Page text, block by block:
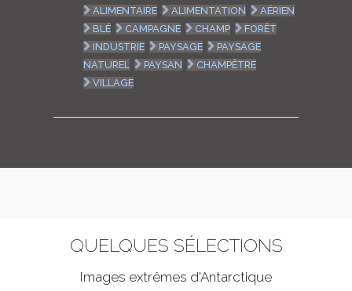
ALIMENTAIRE
ALIMENTATION
AÉRIEN
BLÉ
CAMPAGNE CHAMP
FORÊT
INDUSTRIE
PAYSAGE
PAYSAGE
NATUREL
PAYSAN
CHAMPÊTRE
VILLAGE
QUELQUES SÉLECTIONS
Images extrêmes d'Antarctique